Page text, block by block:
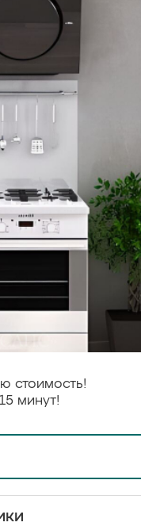
стоимость!
минут!